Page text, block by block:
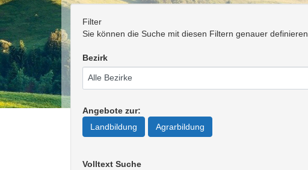
Filter
Sie können die Suche mit diesen Filtern genauer definieren
Bezirk
Angebote zur:
Landbildung
Agrarbildung
Volltext Suche